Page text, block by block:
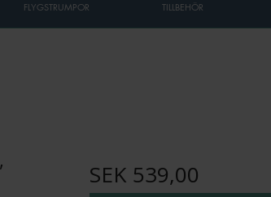
FLYGSTRUMPOR TILLBEHÖR
SEK 539,00